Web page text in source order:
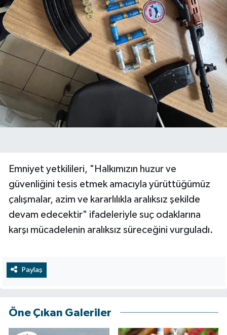
Emniyet yetkilileri, "Halkımızın huzur ve
güvenliğini tesis etmek amacıyla yürüttüğümüz
çalışmalar, azim ve kararlılıkla aralıksız şekilde
devam edecektir" ifadeleriyle suç odaklarına
karşı mücadelenin aralıksız süreceğini vurguladı.
Paylaş
Öne Çıkan Galeriler